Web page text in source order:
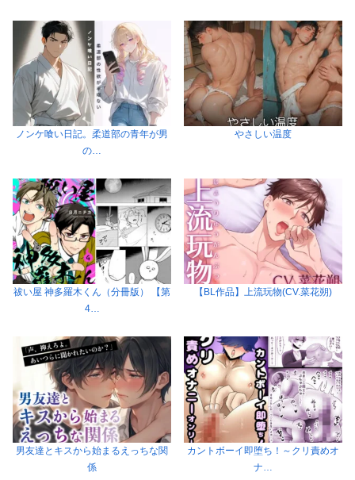
ノンケ喰い日記。柔道部の青年が男
の…
やさしい温度
祓い屋 神多羅木くん（分冊版） 【第
4…
【BL作品】上流玩物(CV.菜花朔)
男友達とキスから始まるえっちな関
係
カントボーイ即堕ち！～クリ責めオ
ナ…